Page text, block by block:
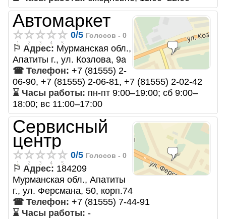
Автомаркет
0/5 Голосов - 0
⚐ Адрес: Мурманская обл.,
Апатиты г., ул. Козлова, 9а
☎ Телефон: +7 (81555) 2-
06-90, +7 (81555) 2-06-81, +7 (81555) 2-02-42
⌛ Часы работы: пн-пт 9:00–19:00; сб 9:00–
18:00; вс 11:00–17:00
Сервисный
центр
0/5 Голосов - 0
⚐ Адрес: 184209
Мурманская обл., Апатиты
г., ул. Ферсмана, 50, корп.74
☎ Телефон: +7 (81555) 7-44-91
⌛ Часы работы: -